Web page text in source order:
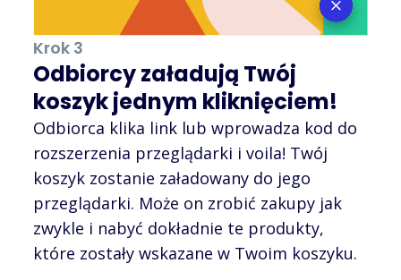
Krok 3
Odbiorcy załadują Twój
koszyk jednym kliknięciem!
Odbiorca klika link lub wprowadza kod do
rozszerzenia przeglądarki i voila! Twój
koszyk zostanie załadowany do jego
przeglądarki. Może on zrobić zakupy jak
zwykle i nabyć dokładnie te produkty,
które zostały wskazane w Twoim koszyku.